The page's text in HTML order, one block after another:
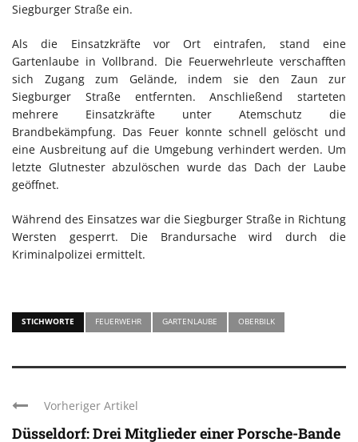
Siegburger Straße ein.
Als die Einsatzkräfte vor Ort eintrafen, stand eine
Gartenlaube in Vollbrand. Die Feuerwehrleute verschafften
sich Zugang zum Gelände, indem sie den Zaun zur
Siegburger Straße entfernten. Anschließend starteten
mehrere Einsatzkräfte unter Atemschutz die
Brandbekämpfung. Das Feuer konnte schnell gelöscht und
eine Ausbreitung auf die Umgebung verhindert werden. Um
letzte Glutnester abzulöschen wurde das Dach der Laube
geöffnet.
Während des Einsatzes war die Siegburger Straße in Richtung
Wersten gesperrt. Die Brandursache wird durch die
Kriminalpolizei ermittelt.
STICHWORTE FEUERWEHR GARTENLAUBE OBERBILK
Vorheriger Artikel
Düsseldorf: Drei Mitglieder einer Porsche-Bande